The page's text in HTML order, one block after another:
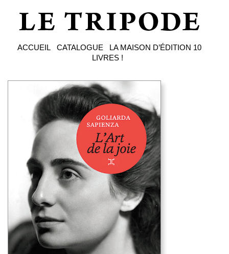
ACCUEIL CATALOGUE LA MAISON D’ÉDITION 10
LIVRES !